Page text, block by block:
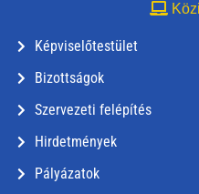
Képviselőtestület
Bizottságok
Szervezeti felépítés
Hirdetmények
Pályázatok